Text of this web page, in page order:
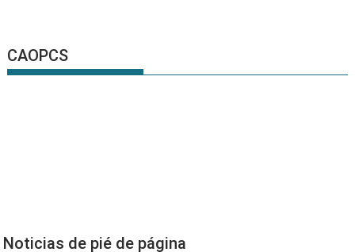
CAOPCS
Noticias de pié de página